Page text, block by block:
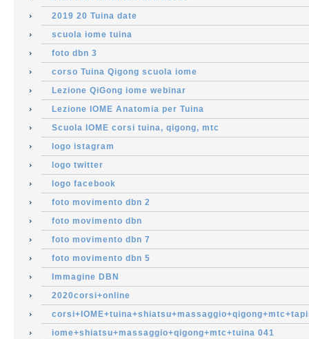
2019 20 Tuina date
scuola iome tuina
foto dbn 3
corso Tuina Qigong scuola iome
Lezione QiGong iome webinar
Lezione IOME Anatomia per Tuina
Scuola IOME corsi tuina, qigong, mtc
logo istagram
logo twitter
logo facebook
foto movimento dbn 2
foto movimento dbn
foto movimento dbn 7
foto movimento dbn 5
Immagine DBN
2020corsi+online
iome+shiatsu+massaggio+qigong+mtc+tuina 041